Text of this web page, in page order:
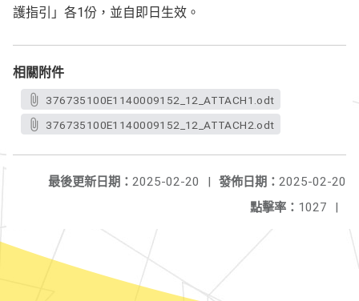
護指引」各1份，並自即日生效。
相關附件
376735100E1140009152_12_ATTACH1.odt
376735100E1140009152_12_ATTACH2.odt
發佈日期： 2025-02-20
最後更新日期： 2025-02-20
|
點擊率： 1027 |